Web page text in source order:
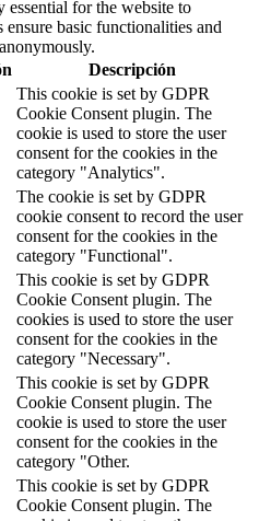
essential for the website to
basic functionalities and
Descripción
This cookie is set by GDPR
Cookie Consent plugin. The
cookie is used to store the user
consent for the cookies in the
category "Analytics".
The cookie is set by GDPR
cookie consent to record the user
consent for the cookies in the
category "Functional".
This cookie is set by GDPR
Cookie Consent plugin. The
cookies is used to store the user
consent for the cookies in the
category "Necessary".
This cookie is set by GDPR
Cookie Consent plugin. The
cookie is used to store the user
consent for the cookies in the
category "Other.
This cookie is set by GDPR
Cookie Consent plugin. The